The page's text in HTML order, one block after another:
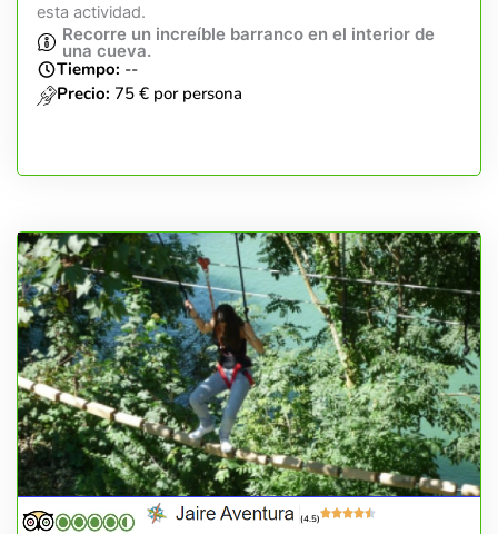
esta actividad.
Recorre un increíble barranco en el interior de
una cueva.
Tiempo: --
Precio: 75 € por persona
(4.5)